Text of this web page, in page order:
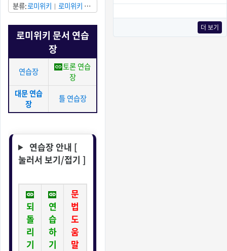
더 보기
분류 로미위키
로미위키 연
습장
로미위키 문서 연습
장
연습장
토론 연습
장
대문 연습
장
틀 연습장
연습장 안내 [
눌러서 보기/접기 ]
되
돌
리
기
연
습
하
기
문
법
도
움
말